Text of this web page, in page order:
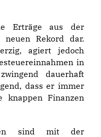
Erträge aus der
neuen Rekord dar.
agiert jedoch
in
dauerhaft
dass er immer
Finanzen
sind mit der